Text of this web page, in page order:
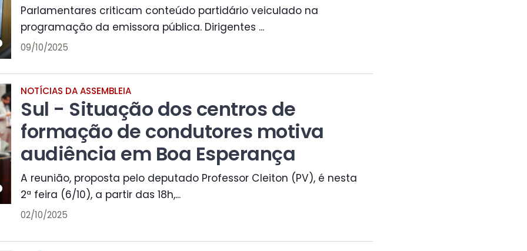
Parlamentares criticam conteúdo partidário veiculado na
programação da emissora pública. Dirigentes ...
09/10/2025
NOTÍCIAS DA ASSEMBLEIA
Sul - Situação dos centros de
formação de condutores motiva
audiência em Boa Esperança
A reunião, proposta pelo deputado Professor Cleiton (PV), é nesta
2ª feira (6/10), a partir das 18h,...
02/10/2025